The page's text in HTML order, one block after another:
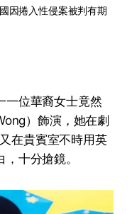
因捲入性侵案被判有期
一位華裔女士竟然
）飾演，她在劇
在貴賓室不時用英
十分搶鏡。